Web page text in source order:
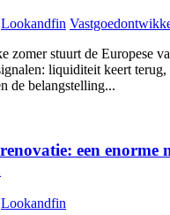
Lookandfin
zomer stuurt de Europese
liquiditeit keert terug,
de belangstelling...
een enorme
Lookandfin